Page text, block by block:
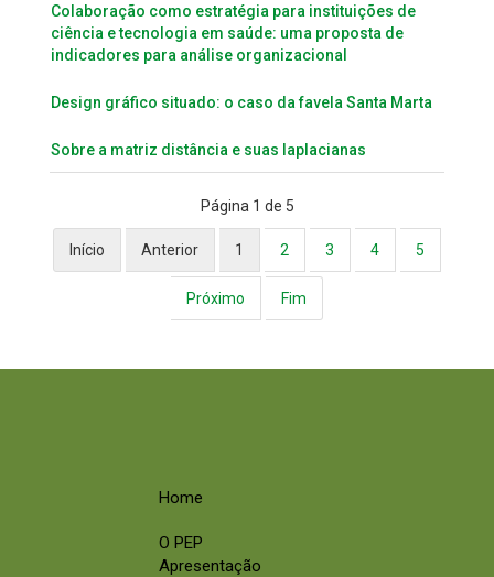
Colaboração como estratégia para instituições de
ciência e tecnologia em saúde: uma proposta de
indicadores para análise organizacional
Design gráfico situado: o caso da favela Santa Marta
Sobre a matriz distância e suas laplacianas
Página 1 de 5
Início Anterior 1 2 3 4 5
Próximo Fim
Home
O PEP
Apresentação